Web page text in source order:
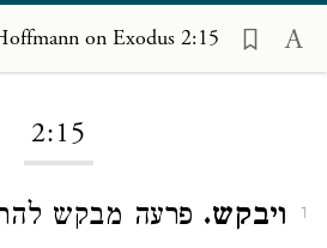
on Exodus 2:15
2:15
1 ויבקש. פרעה מבקש